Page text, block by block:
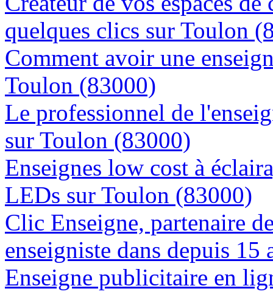
quelques clics sur Toulon
Comment avoir une
Toulon (83000)
Le professionnel de
sur Toulon (83000)
Enseignes low cost à
LEDs sur Toulon (83000)
Clic Enseigne, partenaire
enseigniste dans depuis
Enseigne publicitaire en